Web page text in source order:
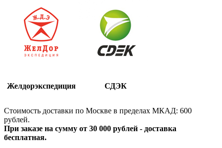
Желдорэкспедиция СДЭК
Стоимость доставки по Москве в пределах МКАД: 600
рублей.
При заказе на сумму от 30 000 рублей - доставка
бесплатная.